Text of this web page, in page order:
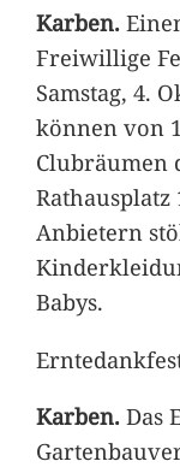
Karben.
Freiwillige
Samstag, 4.
können von
Clubräumen
Rathausplatz
Anbietern
Babys.
Karben.Das